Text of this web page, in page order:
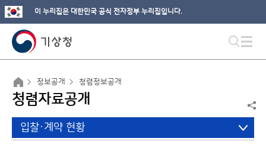
이 누리집은 대한민국 공식 전자정부 누리집입니다.
정보공개 청렴정보공개
청렴자료공개
입찰·계약 현황